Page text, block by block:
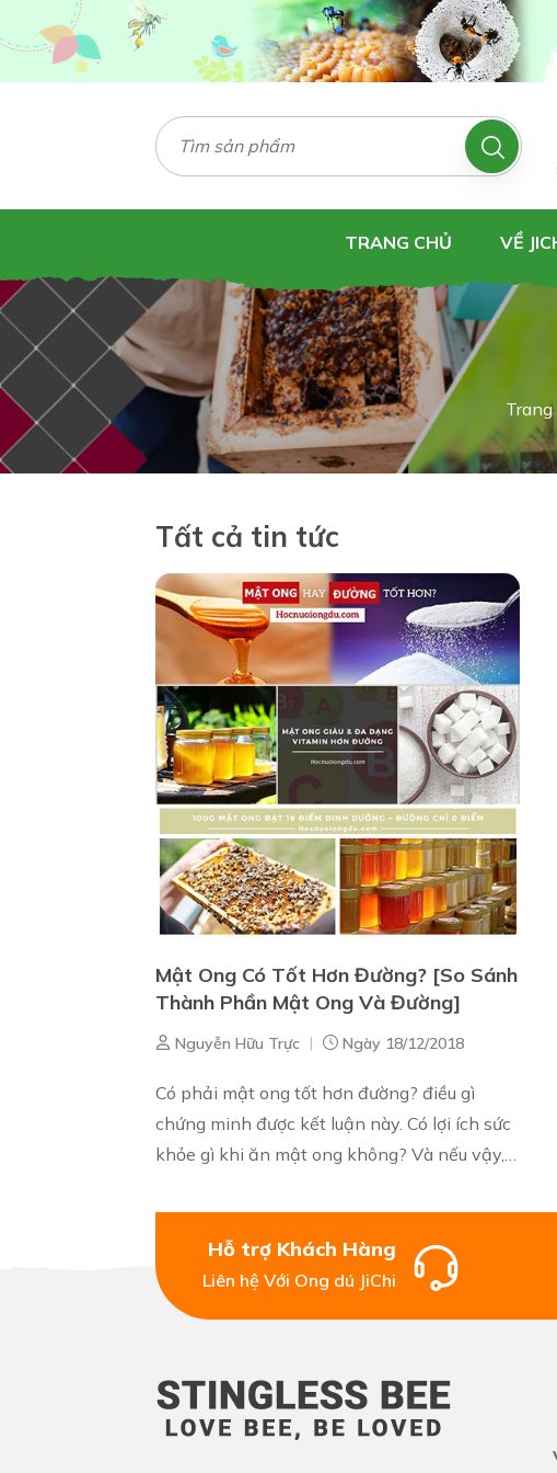
TRANG CHỦ VỀ
Trang
Tất cả tin tức
Mật Ong Có Tốt Hơn Đường? [So Sánh
Thành Phần Mật Ong Và Đường]
Nguyễn Hữu Trực | Ngày 18/12/2018
Có phải mật ong tốt hơn đường? điều gì
chứng minh được kết luận này. Có lợi ích sức
khỏe gì khi ăn mật ong không? Và nếu vậy,
đường hay không? Tại Sao Mật Ong...
Hỗ trợ Khách Hàng
Liên hệ Với Ong dú JiChi